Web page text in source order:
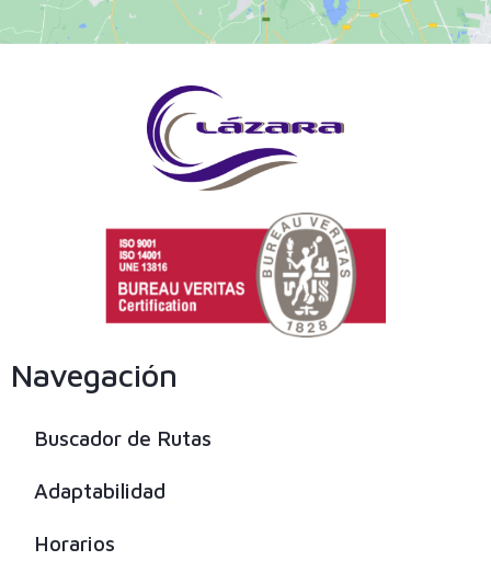
Navegación
Buscador de Rutas
Adaptabilidad
Horarios